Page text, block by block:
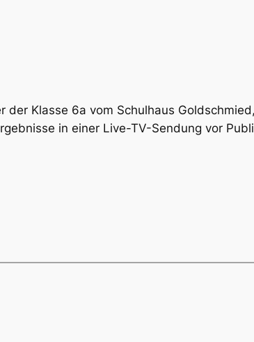
der Klasse 6a vom Schulhaus
in einer Live-TV-Sendung vor